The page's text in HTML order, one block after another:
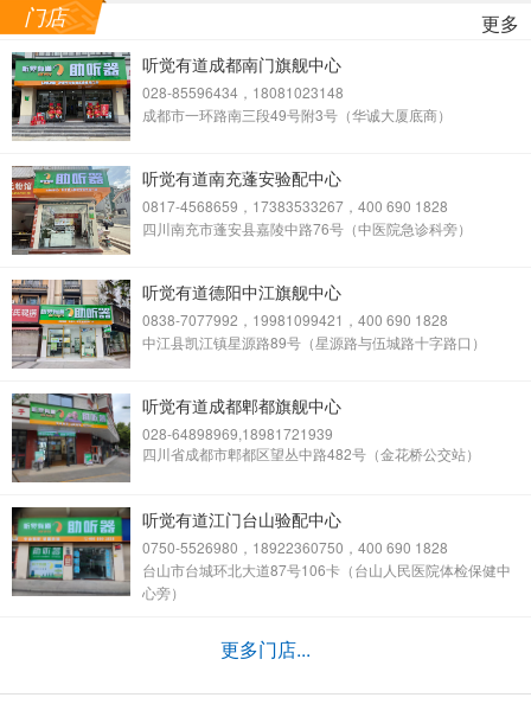
门店 更多
听觉有道成都南门旗舰中心
028-85596434，18081023148
成都市一环路南三段49号附3号（华诚大厦底商）
听觉有道南充蓬安验配中心
0817-4568659，17383533267，400 690 1828
四川南充市蓬安县嘉陵中路76号（中医院急诊科旁）
听觉有道德阳中江旗舰中心
0838-7077992，19981099421，400 690 1828
中江县凯江镇星源路89号（星源路与伍城路十字路口）
听觉有道成都郫都旗舰中心
028-64898969,18981721939
四川省成都市郫都区望丛中路482号（金花桥公交站）
听觉有道江门台山验配中心
0750-5526980，18922360750，400 690 1828
台山市台城环北大道87号106卡（台山人民医院体检保健中
心旁）
更多门店...